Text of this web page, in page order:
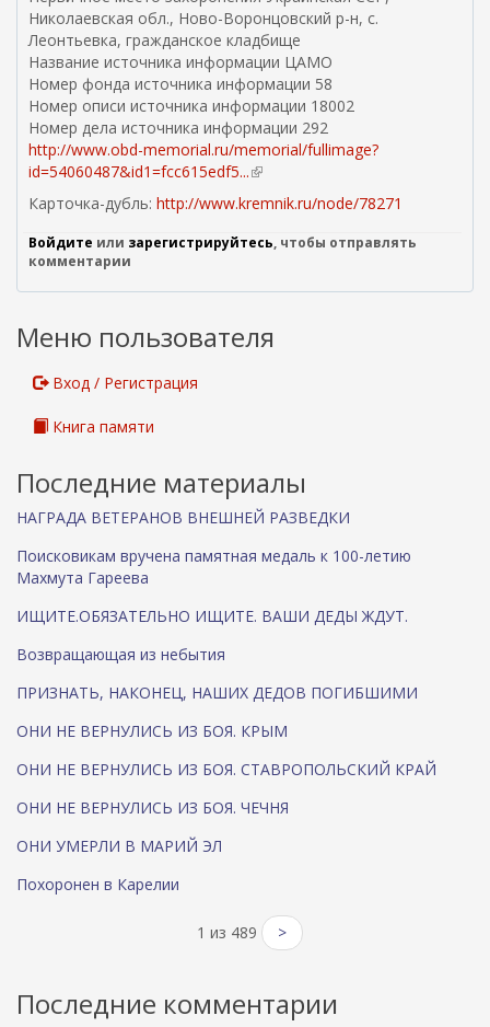
Николаевская обл., Ново-Воронцовский р-н, с.
Леонтьевка, гражданское кладбище
Название источника информации ЦАМО
Номер фонда источника информации 58
Номер описи источника информации 18002
Номер дела источника информации 292
http://www.obd-memorial.ru/memorial/fullimage?
id=54060487&id1=fcc615edf5...(
н
е
с
)
Карточка-дубль: http://www.kremnik.ru/node/78271
Войдите или зарегистрируйтесь, чтобы отправлять
комментарии
Меню пользователя
Вход / Регистрация
Книга памяти
Последние материалы
НАГРАДА ВЕТЕРАНОВ ВНЕШНЕЙ РАЗВЕДКИ
Поисковикам вручена памятная медаль к 100-летию
Махмута Гареева
ИЩИТЕ.ОБЯЗАТЕЛЬНО ИЩИТЕ. ВАШИ ДЕДЫ ЖДУТ.
Возвращающая из небытия
ПРИЗНАТЬ, НАКОНЕЦ, НАШИХ ДЕДОВ ПОГИБШИМИ
ОНИ НЕ ВЕРНУЛИСЬ ИЗ БОЯ. КРЫМ
ОНИ НЕ ВЕРНУЛИСЬ ИЗ БОЯ. СТАВРОПОЛЬСКИЙ КРАЙ
ОНИ НЕ ВЕРНУЛИСЬ ИЗ БОЯ. ЧЕЧНЯ
ОНИ УМЕРЛИ В МАРИЙ ЭЛ
Похоронен в Карелии
1 из 489 >
Последние комментарии